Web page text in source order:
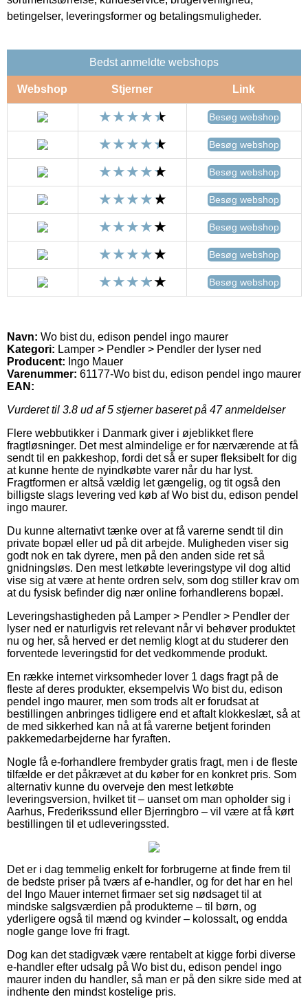
betingelser, leveringsformer og betalingsmuligheder.
Bedst anmeldte webshops
Webshop Stjerner Link
Besøg webshop
Besøg webshop
Besøg webshop
Besøg webshop
Besøg webshop
Besøg webshop
Besøg webshop
Navn: Wo bist du, edison pendel ingo maurer
Kategori: Lamper > Pendler > Pendler der lyser ned
Producent: Ingo Mauer
Varenummer: 61177-Wo bist du, edison pendel ingo maurer
EAN:
Vurderet til 3.8 ud af 5 stjerner baseret på 47anmeldelser
Flere webbutikker i Danmark giver i øjeblikket flere
fragtløsninger. Det mest almindelige er for nærværende at få
sendt til en pakkeshop, fordi det så er super fleksibelt for dig
at kunne hente de nyindkøbte varer når du har lyst.
Fragtformen er altså vældig let gængelig, og tit også den
billigste slags levering ved køb af Wo bist du, edison pendel
ingo maurer.
Du kunne alternativt tænke over at få varerne sendt til din
private bopæl eller ud på dit arbejde. Muligheden viser sig
godt nok en tak dyrere, men på den anden side ret så
gnidningsløs. Den mest letkøbte leveringstype vil dog altid
vise sig at være at hente ordren selv, som dog stiller krav om
at du fysisk befinder dig nær online forhandlerens bopæl.
Leveringshastigheden på Lamper > Pendler > Pendler der
lyser ned er naturligvis ret relevant når vi behøver produktet
nu og her, så herved er det nemlig klogt at du studerer den
forventede leveringstid for det vedkommende produkt.
En række internet virksomheder lover 1 dags fragt på de
fleste af deres produkter, eksempelvis Wo bist du, edison
pendel ingo maurer, men som trods alt er forudsat at
bestillingen anbringes tidligere end et aftalt klokkeslæt, så at
de med sikkerhed kan nå at få varerne betjent forinden
pakkemedarbejderne har fyraften.
Nogle få e-forhandlere frembyder gratis fragt, men i de fleste
tilfælde er det påkrævet at du køber for en konkret pris. Som
alternativ kunne du overveje den mest letkøbte
leveringsversion, hvilket tit – uanset om man opholder sig i
Aarhus, Frederikssund eller Bjerringbro – vil være at få kørt
bestillingen til et udleveringssted.
Det er i dag temmelig enkelt for forbrugerne at finde frem til
de bedste priser på tværs af e-handler, og for det har en hel
del Ingo Mauer internet firmaer set sig nødsaget til at
mindske salgsværdien på produkterne – til børn, og
yderligere også til mænd og kvinder – kolossalt, og endda
nogle gange love fri fragt.
Dog kan det stadigvæk være rentabelt at kigge forbi diverse
e-handler efter udsalg på Wo bist du, edison pendel ingo
maurer inden du handler, så man er på den sikre side med at
indhente den mindst kostelige pris.